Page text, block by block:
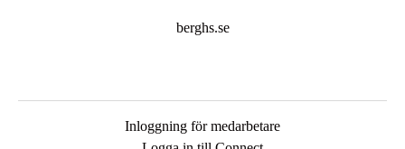
berghs.se
Inloggning för medarbetare